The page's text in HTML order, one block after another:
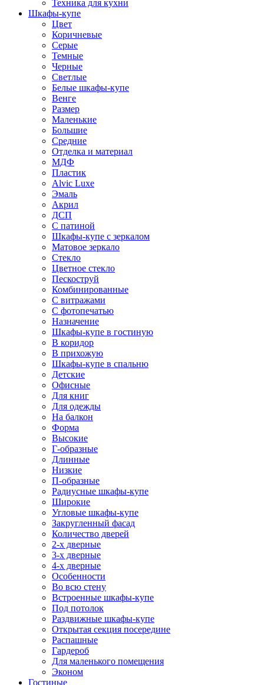
Техника для кухни
Шкафы-купе
Цвет
Коричневые
Серые
Темные
Черные
Светлые
Белые шкафы-купе
Венге
Размер
Маленькие
Большие
Средние
Отделка и материал
МДФ
Пластик
Alvic Luxe
Эмаль
Акрил
ДСП
С патиной
Шкафы-купе с зеркалом
Матовое зеркало
Стекло
Цветное стекло
Пескоструй
Комбинированные
С витражами
С фотопечатью
Назначение
Шкафы-купе в гостиную
В коридор
В прихожую
Шкафы-купе в спальню
Детские
Офисные
Для книг
Для одежды
На балкон
Форма
Высокие
Г-образные
Длинные
Низкие
П-образные
Радиусные шкафы-купе
Широкие
Угловые шкафы-купе
Закругленный фасад
Количество дверей
2-х дверные
3-х дверные
4-х дверные
Особенности
Во всю стену
Встроенные шкафы-купе
Под потолок
Раздвижные шкафы-купе
Открытая секция посередине
Распашные
Гардероб
Для маленького помещения
Эконом
Гостиные